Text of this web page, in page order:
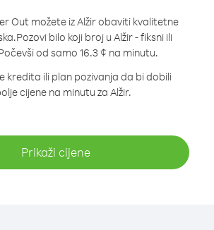
Out možete iz Alžir obaviti kvalitetne
Pozovi bilo koji broj u Alžir - fiksni ili
od samo 16.3 ¢ na minutu.
kredita ili plan pozivanja da bi dobili
cijene na minutu za Alžir.
Prikaži cijene